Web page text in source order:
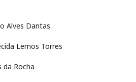
Alves Dantas
Lemos Torres
da Rocha